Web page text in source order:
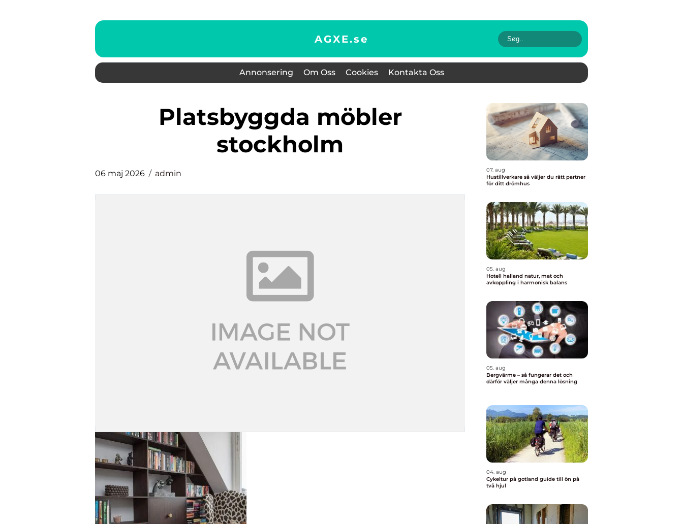
AGXE.se
Annonsering Om Oss Cookies Kontakta Oss
platsbyggda möbler
stockholm
06 maj 2026 admin
07. aug
Hustillverkare så väljer du rätt partner
för ditt drömhus
05. aug
Hotell halland natur, mat och
avkoppling i harmonisk balans
05. aug
Bergvärme – så fungerar det och
därför väljer många denna lösning
04. aug
Cykeltur på gotland guide till ön på
två hjul